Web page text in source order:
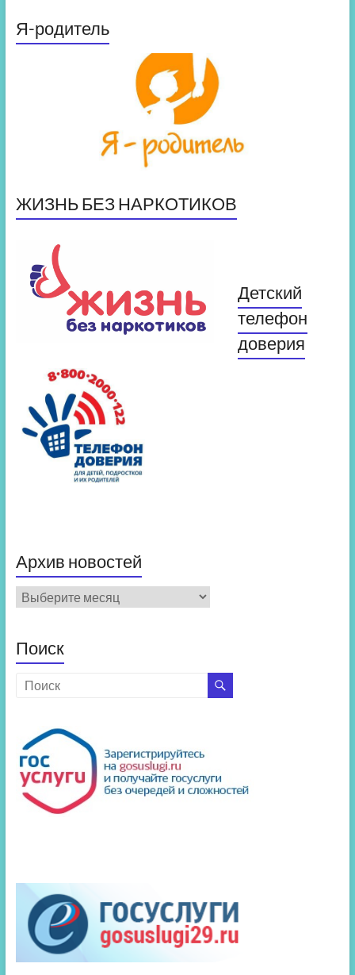
Я-родитель
ЖИЗНЬ БЕЗ НАРКОТИКОВ
Детский
телефон
доверия
Архив новостей
Архив
новостей
Поиск